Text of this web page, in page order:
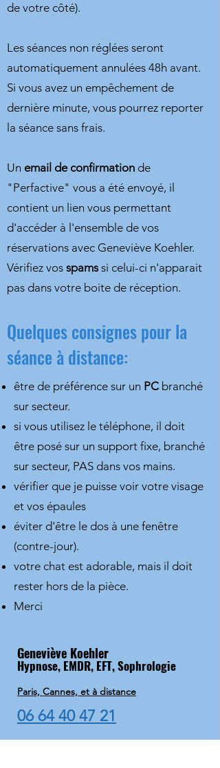
de votre côté).
Les séances non réglées seront
automatiquement annulées 48h avant.
Si vous avez un empêchement de
dernière minute, vous pourrez reporter
la séance sans frais.
Un email de confirmation de
"Perfactive" vous a été envoyé, il
contient un lien vous permettant
d'accéder à l'ensemble de vos
réservations avec Geneviève Koehler.
Vérifiez vos spamssi celui-ci n'apparait
pas dans votre boite de réception.
Quelques consignes pour la
séance à distance:
être de préférence sur un PCbranché
sur secteur.
si vous utilisez le téléphone, il doit
être posé sur un support fixe, branché
sur secteur, PAS dans vos mains.
vérifier que je puisse voir votre visage
et vos épaules
éviter d'être le dos à une fenêtre
(contre-jour).
votre chat est adorable, mais il doit
rester hors de la pièce.
Merci
Geneviève Koehler
Hypnose, EMDR, EFT, Sophrologie
Paris, Cannes, et à distance
06 64 40 47 21